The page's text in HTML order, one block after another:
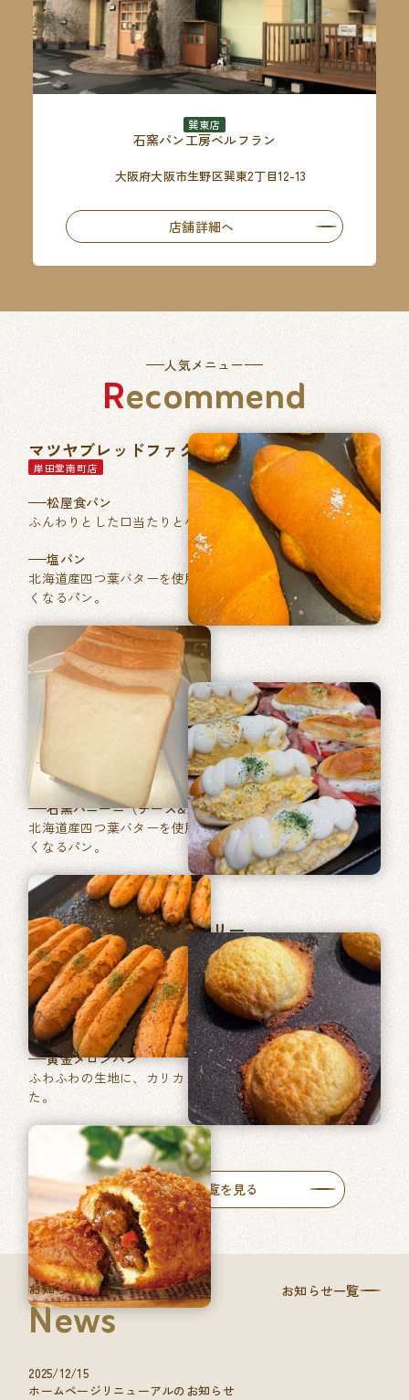
巽東店
石窯パン工房ベルフラン
大阪府大阪市生野区巽東2丁目12-13
店舗詳細へ
人気メニュー
Recommend
マツヤブレッドファクトリー
岸田堂南町店
松屋食パン
ふんわりとした口当たりと小麦本来の香りが特徴。
塩パン
北海道産四つ葉バターを使用した、あきのこない毎日食べた
くなるパン。
石窯パン工房ベルフラン
特製ふくやの明太フランス
フランスパンに「ふくや」ブランドの明太バターを塗り焼き
あげました。
石窯パニーニ（チーズ&たまご／ベーコントマト）
北海道産四つ葉バターを使用した、あきのこない毎日食べた
くなるパン。
マツヤブレッドファクトリー
巽東店
牛肉ゴロッとカレーパン
牛肉がゴロッと入った特製カレーをたっぷりと使った自慢の
一品です。
黄金メロンパン
ふわふわの生地に、カリカリ食感のメロン皮を包みあげまし
た。
人気商品一覧を見る
お知らせ
News
お知らせ一覧
2025/12/15
ホームページリニューアルのお知らせ